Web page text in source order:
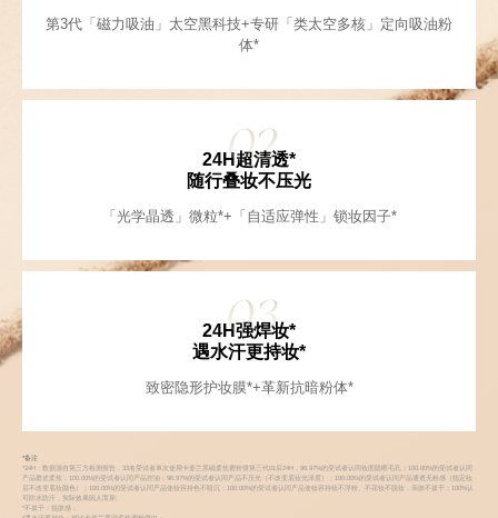
第3代「磁力吸油」太空黑科技+专研「类太空多核」定向吸油粉
体*
02
24H超清透*
随行叠妆不压光
「光学晶透」微粒*+「自适应弹性」锁妆因子*
03
24H强焊妆*
遇水汗更持妆*
致密隐形护妆膜*+革新抗暗粉体*
*备注
*24H：数据源自第三方检测报告，33名受试者单次使用卡姿兰黑磁柔焦蜜粉饼第三代01后24H，96.97%的受试者认同妆面隐匿毛孔；100.00%的受试者认同
产品磨皮柔焦；100.00%的受试者认同产品控油；96.97%的受试者认同产品不压光（不改变底妆光泽度）；100.00%的受试者认同产品通透无粉感（指定妆
后不改变底妆颜色）；100.00%的受试者认同产品使妆容持色不暗沉；100.00%的受试者认同产品使妆容持妆不浮粉、不花妆不脱妆，亲肤不拔干；100%认
可防水防汗，实际效果因人而异;
*不拔干：指肤感；